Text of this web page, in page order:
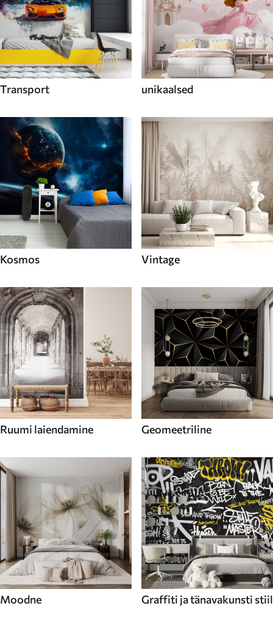
Transport unikaalsed
Kosmos Vintage
Ruumi laiendamine Geomeetriline
Moodne Graffiti ja tänavakunsti stiil